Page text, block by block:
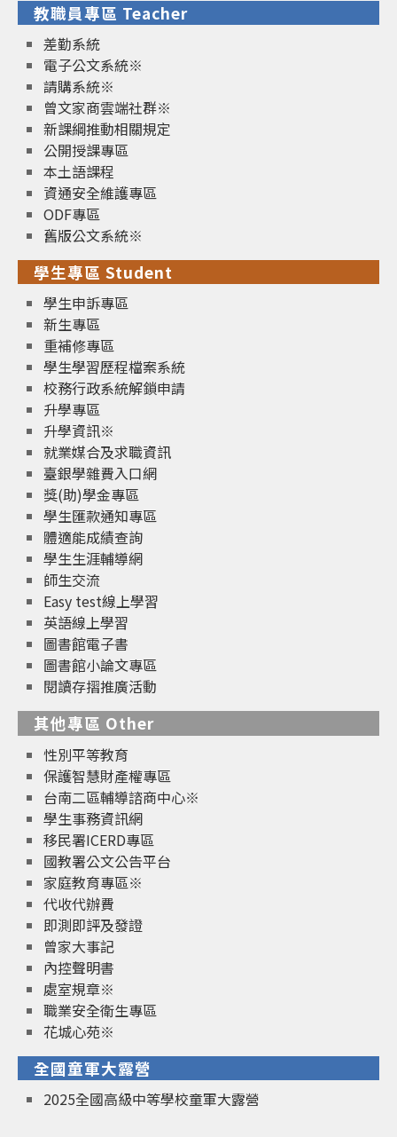
教職員專區 Teacher
差勤系統
電子公文系統※
請購系統※
曾文家商雲端社群※
新課綱推動相關規定
公開授課專區
本土語課程
資通安全維護專區
ODF專區
舊版公文系統※
學生專區 Student
學生申訴專區
新生專區
重補修專區
學生學習歷程檔案系統
校務行政系統解鎖申請
升學專區
升學資訊※
就業媒合及求職資訊
臺銀學雜費入口網
獎(助)學金專區
學生匯款通知專區
體適能成績查詢
學生生涯輔導網
師生交流
Easy test線上學習
英語線上學習
圖書館電子書
圖書館小論文專區
閱讀存摺推廣活動
其他專區 Other
性別平等教育
保護智慧財產權專區
台南二區輔導諮商中心※
學生事務資訊網
移民署ICERD專區
國教署公文公告平台
家庭教育專區※
代收代辦費
即測即評及發證
曾家大事記
內控聲明書
處室規章※
職業安全衛生專區
花城心苑※
全國童軍大露營
2025全國高級中等學校童軍大露營